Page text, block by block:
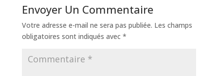
Envoyer Un Commentaire
Votre adresse e-mail ne sera pas publiée. Les champs
obligatoires sont indiqués avec *